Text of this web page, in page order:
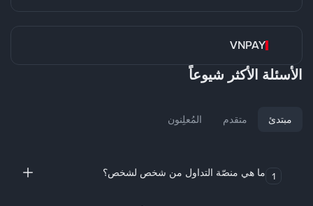
VNPAY
الأسئلة الأكثر شيوعاً
مبتدئ متقدم المُعلِنون
1 ما هي منصّة التداول من شخص لشخص؟